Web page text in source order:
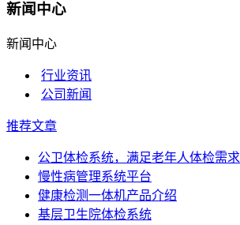
新闻中心
新闻中心
行业资讯
公司新闻
推荐文章
公卫体检系统，满足老年人体检需求
慢性病管理系统平台
健康检测一体机产品介绍
基层卫生院体检系统